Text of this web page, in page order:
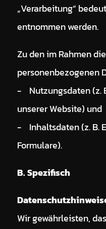
„Verarbeitung“
entnommen werden.
Zu den im Rahmen
personenbezogenen
- Nutzungsdaten (z.
unserer Website) und
- Inhaltsdaten (z. B.
Formulare).
B. Spezifisch
Wir gewährleisten,